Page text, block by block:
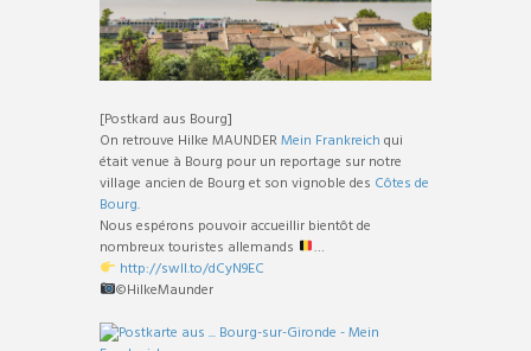
[Postkard aus Bourg]
On retrouve Hilke MAUNDERMein Frankreich qui
était venue à Bourg pour un reportage sur notre
village ancien de Bourg et son vignoble des Côtes de
Bourg.
Nous espérons pouvoir accueillir bientôt de
nombreux touristes allemands
…
http://swll.to/dCyN9EC
©HilkeMaunder